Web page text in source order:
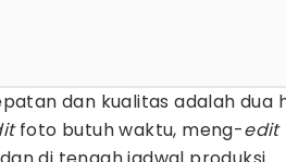
dan kualitas adalah dua
foto butuh waktu, meng-edit